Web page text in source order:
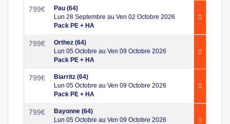
799€
Pau (64)
Lun 28 Septembre au Ven 02 Octobre 2026
Pack PE + HA
799€
Orthez (64)
Lun 05 Octobre au Ven 09 Octobre 2026
Pack PE + HA
799€
Biarritz (64)
Lun 05 Octobre au Ven 09 Octobre 2026
Pack PE + HA
799€
Bayonne (64)
Lun 05 Octobre au Ven 09 Octobre 2026